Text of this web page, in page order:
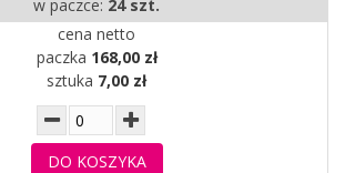
w paczce: 24 szt.
cena netto
paczka 168,00 zł
sztuka 7,00 zł
DO KOSZYKA